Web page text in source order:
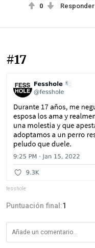
0 Responder
#17
fesshole
Puntuación final:1